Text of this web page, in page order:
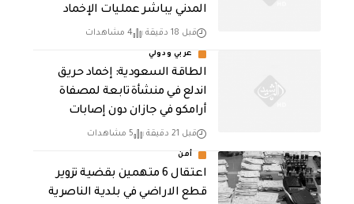
المدني يباشر عمليات الإخماد
قبل 18 دقيقة 4 مشاهدات
عربي ودولي
‏الطاقة السعودية: إخماد حريق
اندلع في منشأة تابعة لمصفاة
أرامكو في جازان دون إصابات
قبل 21 دقيقة 5 مشاهدات
أمن
اعتقال 6 متهمين بقضية تزوير
قطع الاراضي في بلدية الناصرية